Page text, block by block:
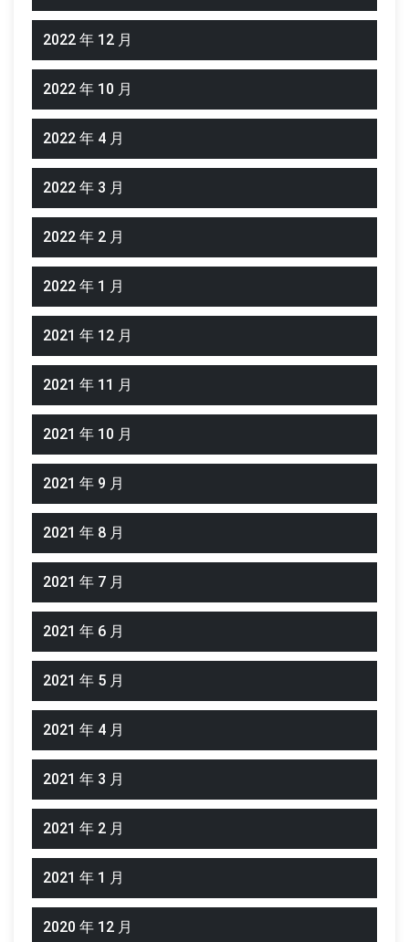
2022 年 12 月
2022 年 10 月
2022 年 4 月
2022 年 3 月
2022 年 2 月
2022 年 1 月
2021 年 12 月
2021 年 11 月
2021 年 10 月
2021 年 9 月
2021 年 8 月
2021 年 7 月
2021 年 6 月
2021 年 5 月
2021 年 4 月
2021 年 3 月
2021 年 2 月
2021 年 1 月
2020 年 12 月